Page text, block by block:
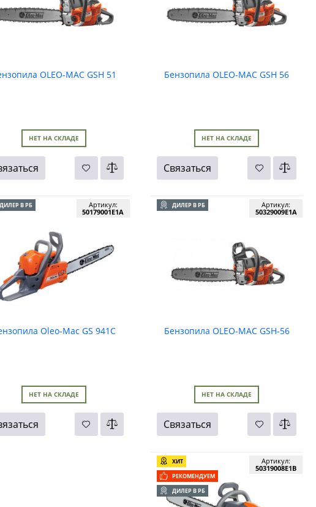
OLEO-MAC GSH 51
НЕТ НА СКЛАДЕ
Бензопила OLEO-MAC GSH 56
НЕТ НА СКЛАДЕ
Связаться
В РБ
Oleo-Mac GS 941C
Артикул:
50179001E1A
НЕТ НА СКЛАДЕ
ДИЛЕР В РБ
Бензопила OLEO-MAC GSH-56
Артикул:
50329009E1A
НЕТ НА СКЛАДЕ
Связаться
ХИТ
РЕКОМЕНДУЕМ
ДИЛЕР В РБ
Артикул:
50319008E1B